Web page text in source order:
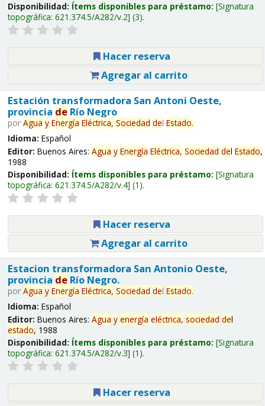
Disponibilidad: Ítems disponibles para préstamo: Signatura
topográfica: 621.374.5/A282/v.2 (3).
Hacer reserva
Agregar al carrito
Estación transformadora San Antoni Oeste,
provincia deRío Negro
por Agua y Energía Eléctrica, Sociedad del Estado.
Idioma: Español
Editor: Buenos Aires: Agua y Energía Eléctrica, Sociedad del Estado,
1988
Disponibilidad: Ítems disponibles para préstamo: Signatura
topográfica: 621.374.5/A282/v.4 (1).
Hacer reserva
Agregar al carrito
Estacion transformadora San Antonio Oeste,
provincia deRío Negro.
por Agua y Energía Eléctrica, Sociedad del Estado.
Idioma: Español
Editor: Buenos Aires: Agua y energía eléctrica, sociedad del
estado, 1988
Disponibilidad: Ítems disponibles para préstamo: Signatura
topográfica: 621.374.5/A282/v.3 (1).
Hacer reserva